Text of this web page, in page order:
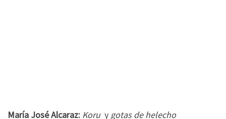
María José Alcaraz: Koru y gotas de helecho